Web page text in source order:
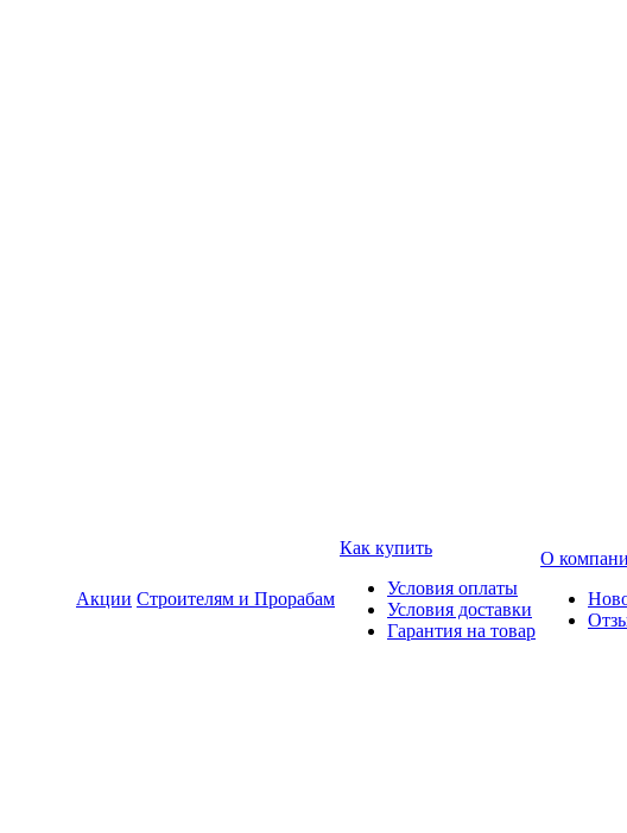
Акции Строителям и Прорабам
Как купить
Условия оплаты
Условия доставки
Гарантия на товар
О